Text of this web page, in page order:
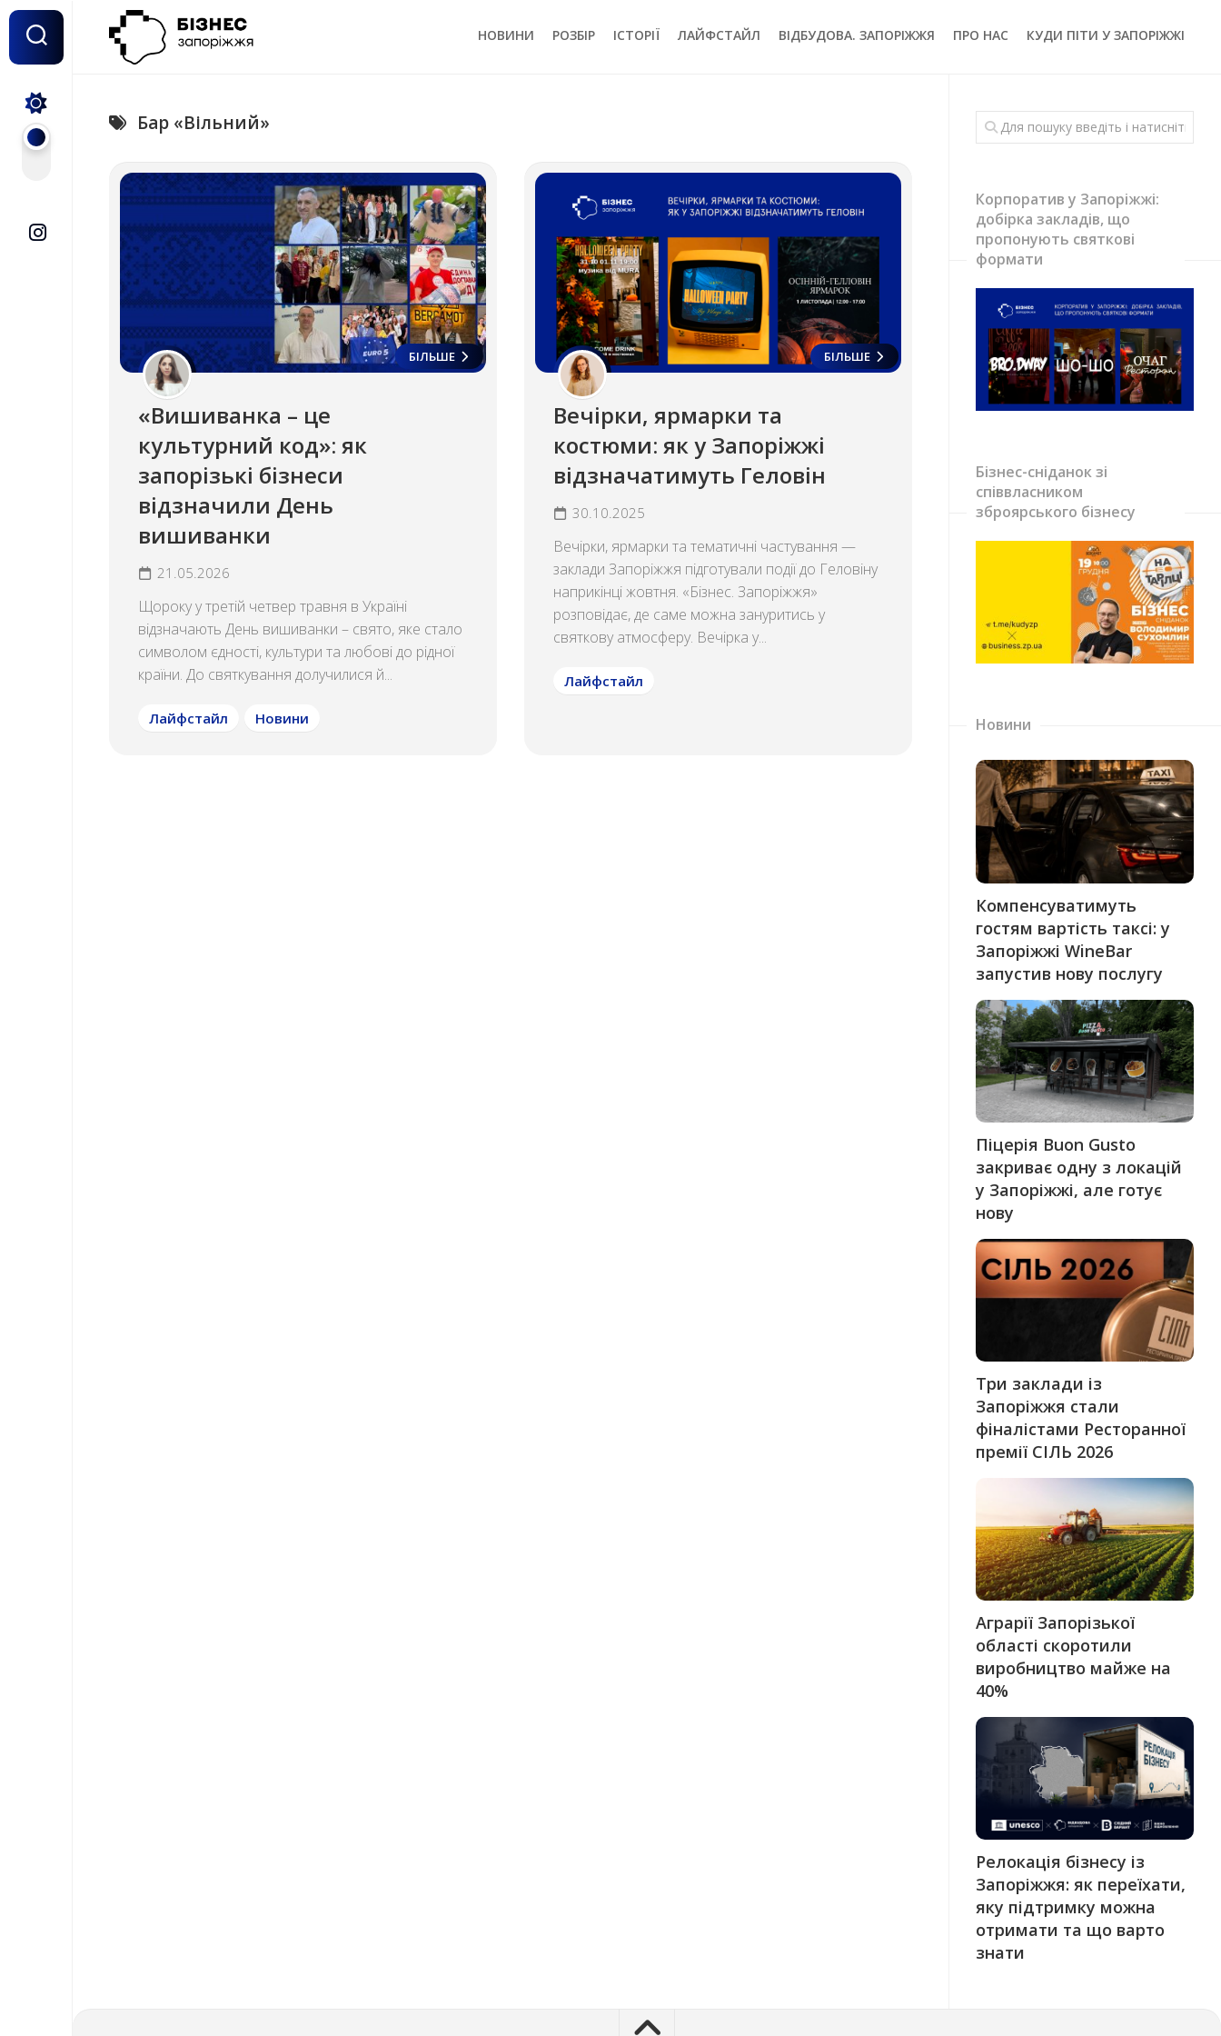
Перейти
вмісту
НОВИНИ РОЗБІР ІСТОРІЇ ЛАЙФСТАЙЛ ВІДБУДОВА. ЗАПОРІЖЖЯ ПРО НАС КУДИ ПІТИ У ЗАПОРІЖЖІ
Бар «Вільний»
БІЛЬШЕ
«Вишиванка – це
культурний код»: як
запорізькі бізнеси
відзначили День
вишиванки
21.05.2026
Щороку у третій четвер травня в Україні
відзначають День вишиванки – свято, яке стало
символом єдності, культури та любові до рідної
країни. До святкування долучилися й...
Лайфстайл Новини
БІЛЬШЕ
Вечірки, ярмарки та
костюми: як у Запоріжжі
відзначатимуть Геловін
30.10.2025
Вечірки, ярмарки та тематичні частування —
заклади Запоріжжя підготували події до Геловіну
наприкінці жовтня. «Бізнес. Запоріжжя»
розповідає, де саме можна зануритись у
святкову атмосферу. Вечірка у...
Лайфстайл
Корпоратив у Запоріжжі:
добірка закладів, що
пропонують святкові
формати
Бізнес-сніданок зі
співвласником
зброярського бізнесу
Новини
Компенсуватимуть
гостям вартість таксі: у
Запоріжжі WineBar
запустив нову послугу
Піцерія Buon Gusto
закриває одну з локацій
у Запоріжжі, але готує
нову
Три заклади із
Запоріжжя стали
фіналістами Ресторанної
премії СІЛЬ 2026
Аграрії Запорізької
області скоротили
виробництво майже на
40%
Релокація бізнесу із
Запоріжжя: як переїхати,
яку підтримку можна
отримати та що варто
знати